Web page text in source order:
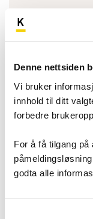
Denne nettsiden
Vi bruker
innhold til ditt
forbedre
For å få tilgang
godta alle
25-30